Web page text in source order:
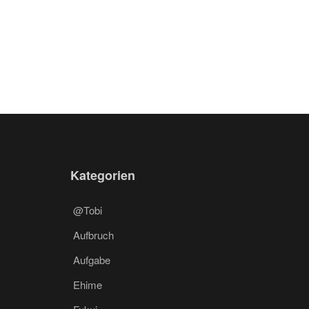
Kategorien
@Tobi
Aufbruch
Aufgabe
Ehime